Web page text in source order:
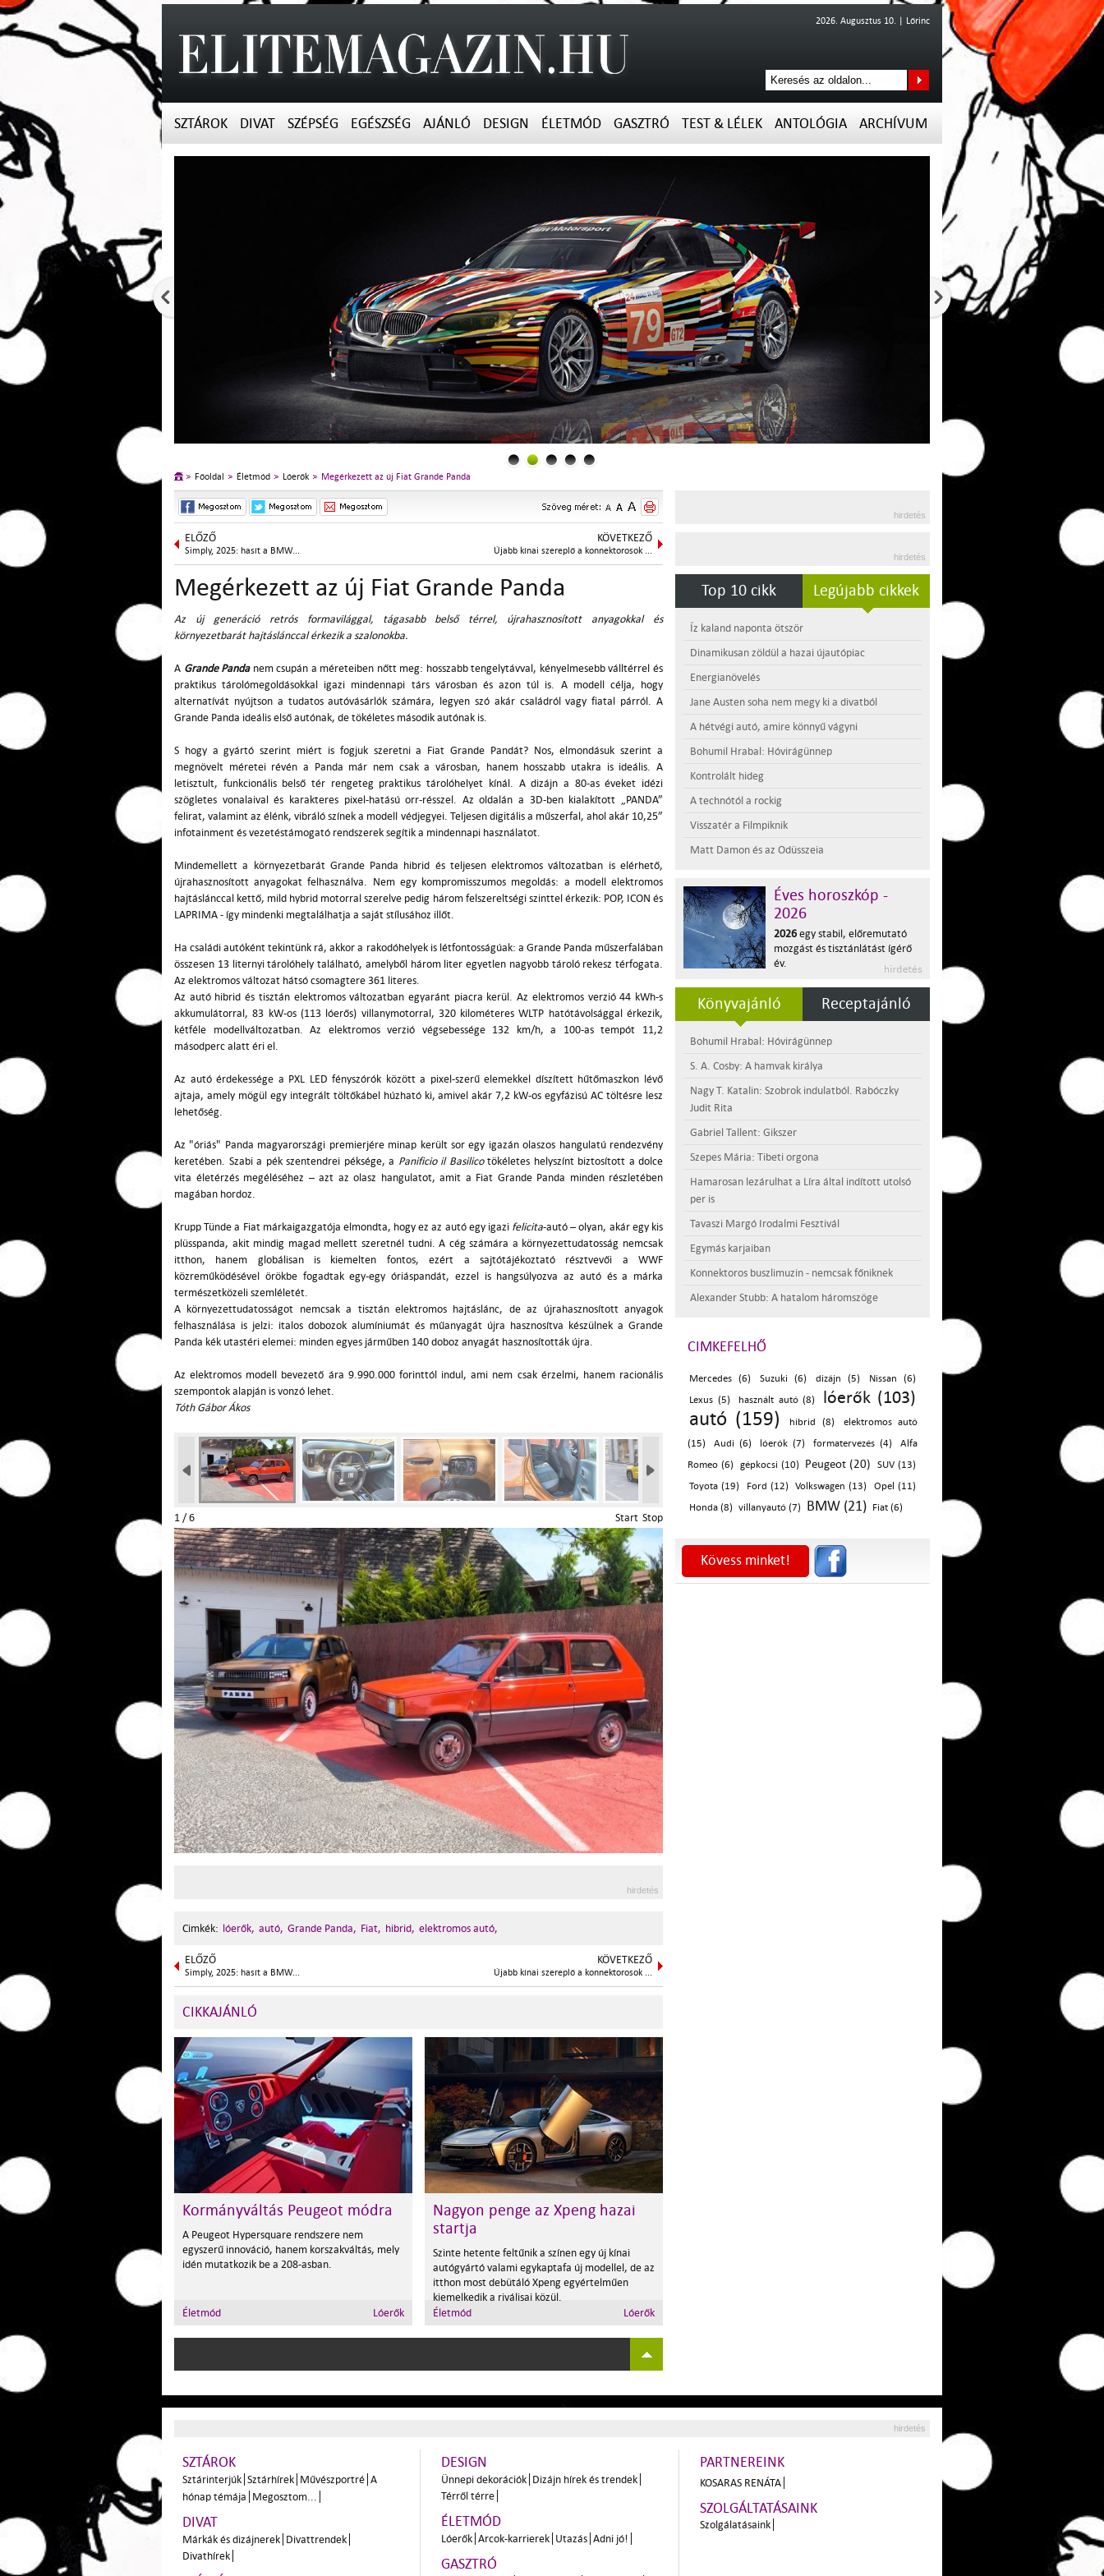
2026. Augusztus 10. | Lőrinc
SZTÁROK DIVAT SZÉPSÉG EGÉSZSÉG AJÁNLÓ DESIGN ÉLETMÓD GASZTRÓ TEST & LÉLEK ANTOLÓGIA ARCHÍVUM
Főoldal Életmód Lóerők Megérkezett az új Fiat Grande Panda
ELŐZŐ
Simply, 2025: hasít a BMW...
KÖVETKEZŐ
Újabb kínai szereplő a konnektorosok ...
Megérkezett az új Fiat Grande Panda
Az új generáció retrós formavilággal, tágasabb belső térrel, újrahasznosított anyagokkal és
környezetbarát hajtáslánccal érkezik a szalonokba.
A Grande Pandanem csupán a méreteiben nőtt meg: hosszabb tengelytávval, kényelmesebb válltérrel és
praktikus tárolómegoldásokkal igazi mindennapi társ városban és azon túl is. A modell célja, hogy
alternatívát nyújtson a tudatos autóvásárlók számára, legyen szó akár családról vagy fiatal párról. A
Grande Panda ideális első autónak, de tökéletes második autónak is.
S hogy a gyártó szerint miért is fogjuk szeretni a Fiat Grande Pandát? Nos, elmondásuk szerint a
megnövelt méretei révén a Panda már nem csak a városban, hanem hosszabb utakra is ideális. A
letisztult, funkcionális belső tér rengeteg praktikus tárolóhelyet kínál. A dizájn a 80-as éveket idézi
szögletes vonalaival és karakteres pixel-hatású orr-résszel. Az oldalán a 3D-ben kialakított „PANDA”
felirat, valamint az élénk, vibráló színek a modell védjegyei. Teljesen digitális a műszerfal, ahol akár 10,25”
infotainment és vezetéstámogató rendszerek segítik a mindennapi használatot.
Mindemellett a környezetbarát Grande Panda hibrid és teljesen elektromos változatban is elérhető,
újrahasznosított anyagokat felhasználva. Nem egy kompromisszumos megoldás: a modell elektromos
hajtáslánccal kettő, mild hybrid motorral szerelve pedig három felszereltségi szinttel érkezik: POP, ICON és
LAPRIMA - így mindenki megtalálhatja a saját stílusához illőt.
Ha családi autóként tekintünk rá, akkor a rakodóhelyek is létfontosságúak: a Grande Panda műszerfalában
összesen 13 liternyi tárolóhely található, amelyből három liter egyetlen nagyobb tároló rekesz térfogata.
Az elektromos változat hátsó csomagtere 361 literes.
Az autó hibrid és tisztán elektromos változatban egyaránt piacra kerül. Az elektromos verzió 44 kWh-s
akkumulátorral, 83 kW-os (113 lóerős) villanymotorral, 320 kilométeres WLTP hatótávolsággal érkezik,
kétféle modellváltozatban. Az elektromos verzió végsebessége 132 km/h, a 100-as tempót 11,2
másodperc alatt éri el.
Az autó érdekessége a PXL LED fényszórók között a pixel-szerű elemekkel díszített hűtőmaszkon lévő
ajtaja, amely mögül egy integrált töltőkábel húzható ki, amivel akár 7,2 kW-os egyfázisú AC töltésre lesz
lehetőség.
Az "óriás" Panda magyarországi premierjére minap került sor egy igazán olaszos hangulatú rendezvény
keretében. Szabi a pék szentendrei péksége, a Panificio il Basilicotökéletes helyszínt biztosított a dolce
vita életérzés megéléséhez – azt az olasz hangulatot, amit a Fiat Grande Panda minden részletében
magában hordoz.
Krupp Tünde a Fiat márkaigazgatója elmondta, hogy ez az autó egy igazi felicita-autó – olyan, akár egy kis
plüsspanda, akit mindig magad mellett szeretnél tudni. A cég számára a környezettudatosság nemcsak
itthon, hanem globálisan is kiemelten fontos, ezért a sajtótájékoztató résztvevői a WWF
közreműködésével örökbe fogadtak egy-egy óriáspandát, ezzel is hangsúlyozva az autó és a márka
természetközeli szemléletét.
A környezettudatosságot nemcsak a tisztán elektromos hajtáslánc, de az újrahasznosított anyagok
felhasználása is jelzi: italos dobozok alumíniumát és műanyagát újra hasznosítva készülnek a Grande
Panda kék utastéri elemei: minden egyes járműben 140 doboz anyagát hasznosították újra.
Az elektromos modell bevezető ára 9.990.000 forinttól indul, ami nem csak érzelmi, hanem racionális
szempontok alapján is vonzó lehet.
Tóth Gábor Ákos
1 / 6 Start Stop
hirdetés
Cimkék: lóerők, autó, Grande Panda, Fiat, hibrid, elektromos autó,
ELŐZŐ
Simply, 2025: hasít a BMW...
KÖVETKEZŐ
Újabb kínai szereplő a konnektorosok ...
CIKKAJÁNLÓ
Kormányváltás Peugeot módra
A Peugeot Hypersquare rendszere nem
egyszerű innováció, hanem korszakváltás, mely
idén mutatkozik be a 208-asban.
Életmód Lóerők
Nagyon penge az Xpeng hazai
startja
Szinte hetente feltűnik a színen egy új kínai
autógyártó valami egykaptafa új modellel, de az
itthon most debütáló Xpeng egyértelműen
kiemelkedik a riválisai közül.
Életmód
Lóerők
hirdetés
hirdetés
Top 10 cikk Legújabb cikkek
Íz kaland naponta ötször
Dinamikusan zöldül a hazai újautópiac
Energianövelés
Jane Austen soha nem megy ki a divatból
A hétvégi autó, amire könnyű vágyni
Bohumil Hrabal: Hóvirágünnep
Kontrolált hideg
A technótól a rockig
Visszatér a Filmpiknik
Matt Damon és az Odüsszeia
Éves horoszkóp -
2026
2026 egy stabil, előremutató
mozgást és tisztánlátást ígérő
év.
Könyvajánló Receptajánló
Bohumil Hrabal: Hóvirágünnep
S. A. Cosby: A hamvak királya
Nagy T. Katalin: Szobrok indulatból. Rabóczky
Judit Rita
Gabriel Tallent: Gikszer
Szepes Mária: Tibeti orgona
Hamarosan lezárulhat a Líra által indított utolsó
per is
Tavaszi Margó Irodalmi Fesztivál
Egymás karjaiban
Konnektoros buszlimuzin - nemcsak főniknek
Alexander Stubb: A hatalom háromszöge
CIMKEFELHŐ
Mercedes (6) Suzuki (6) dizájn (5)
Nissan (6)
Lexus (5)
használt autó (8) lóerők (103)
autó (159) hibrid (8)
elektromos autó
(15)
Audi (6) lóerók (7) formatervezés (4)
Alfa
Romeo (6)
gépkocsi (10) Peugeot (20)
SUV (13)
Toyota (19)
Ford (12) Volkswagen (13)
Opel (11)
Honda (8)
villanyautó (7) BMW (21) Fiat (6)
Kövess minket!
hirdetés
SZTÁROK
Sztárinterjúk Sztárhírek Művészportré A
hónap témája Megosztom...
DIVAT
Márkák és dizájnerek Divattrendek
Divathírek
DESIGN
Ünnepi dekorációk Dizájn hírek és trendek
Térről térre
ÉLETMÓD
Lóerők Arcok-karrierek Utazás Adni jó!
GASZTRÓ
PARTNEREINK
KOSARAS RENÁTA
SZOLGÁLTATÁSAINK
Szolgálatásaink